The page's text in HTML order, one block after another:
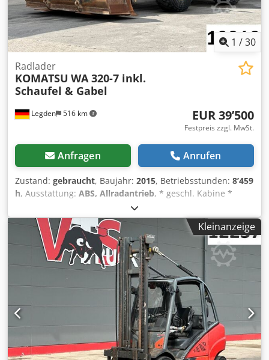
1 /30
Legden 516 km
Radlader
KOMATSU WA 320-7 inkl.
Schaufel & Gabel
EUR 39’500
Festpreis zzgl. MwSt.
Anfragen Anrufen
Zustand: gebraucht, Baujahr: 2015, Betriebsstunden: 8’459
h, Ausstattung: ABS, Allradantrieb, * geschl. Kabine *
Hauser Air 26 Alva Filtersystem * CD Radio * TFT
Infodisplay * Klimaanlage * Rückfahrkamerasystem mit
externem Monitor Dksdszrrkpopfx Alyjr * Lastabschaltung
* inkl. Ladeschaufel & Paletten Gabel * 123 KW
Motorleistung * VSC * K-TCS ----Fahrzeugnummer 12318 ---
-Irrtümer & Zwischenverkauf vorbehalten
Kleinanzeige